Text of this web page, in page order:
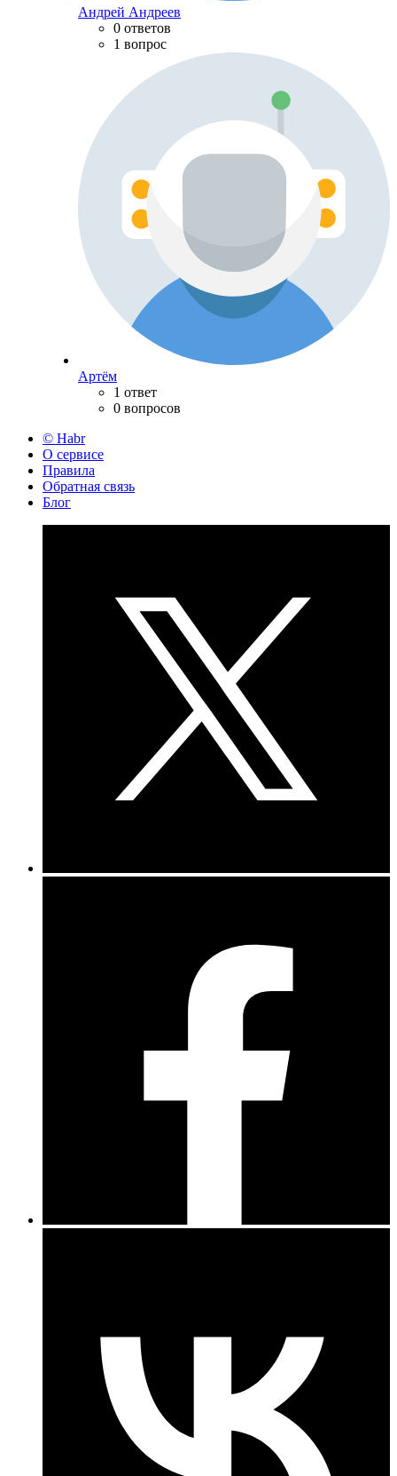
Андрей Андреев
0 ответов
1 вопрос
Артём
1 ответ
0 вопросов
© Habr
О сервисе
Правила
Обратная связь
Блог